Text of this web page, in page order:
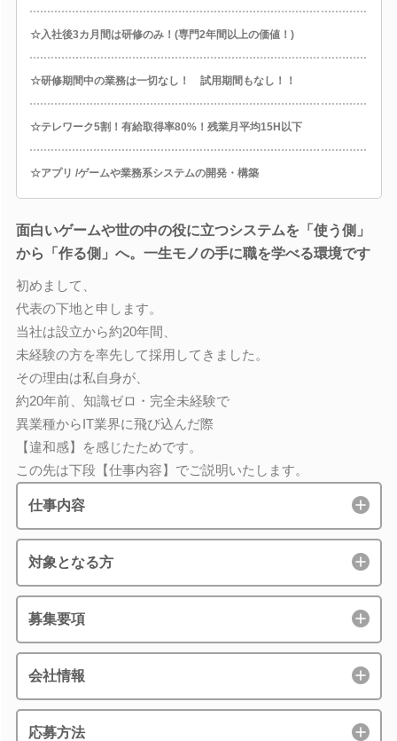
☆入社後3カ月間は研修のみ！(専門2年間以上の価値！)
☆研修期間中の業務は一切なし！ 試用期間もなし！！
☆テレワーク5割！有給取得率80%！残業月平均15H以下
☆アプリ /ゲームや業務系システムの開発・構築
面白いゲームや世の中の役に立つシステムを「使う側」
から「作る側」へ。一生モノの手に職を学べる環境です
初めまして、
代表の下地と申します。
当社は設立から約20年間、
未経験の方を率先して採用してきました。
その理由は私自身が、
約20年前、知識ゼロ・完全未経験で
異業種からIT業界に飛び込んだ際
【違和感】を感じたためです。
この先は下段【仕事内容】でご説明いたします。
仕事内容
対象となる方
募集要項
会社情報
応募方法